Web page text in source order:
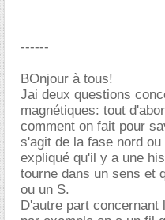
------
BOnjour à tous!
Jai deux questions
magnétiques: tout
comment on fait pour
s'agit de la fase nord
expliqué qu'il y a une
tourne dans un sens et
ou un S.
D'autre part concernant